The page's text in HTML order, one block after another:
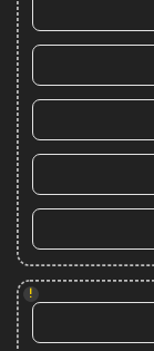
!